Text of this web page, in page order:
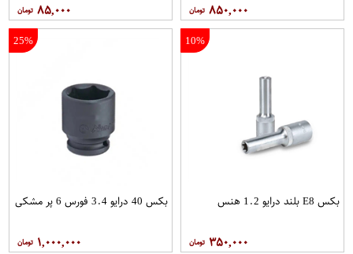
۸۵۰,۰۰۰ ۸۵,۰۰۰
10%
بکس E8 بلند درایو 1.2 هنس
۳۵۰,۰۰۰
25%
بکس 40 درایو 3.4 فورس 6 پر مشکی
۱,۰۰۰,۰۰۰